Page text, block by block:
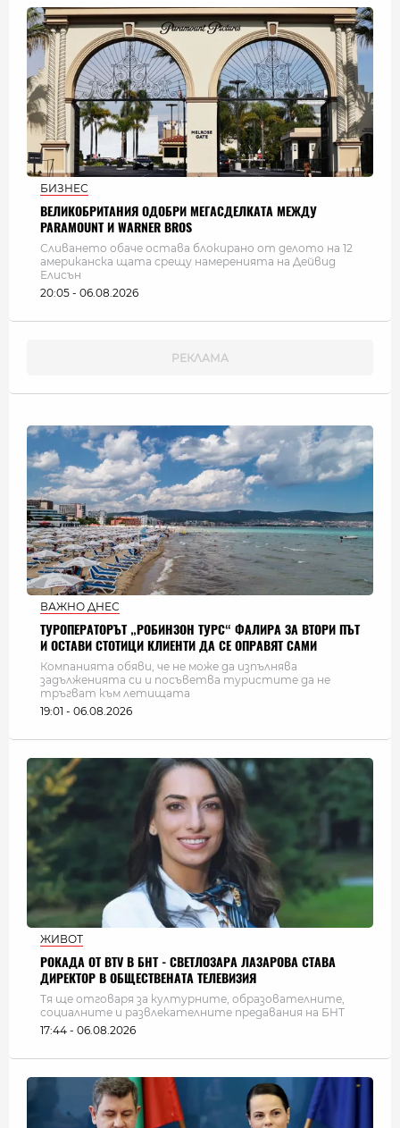
БИЗНЕС
ВЕЛИКОБРИТАНИЯ ОДОБРИ МЕГАСДЕЛКАТА МЕЖДУ
PARAMOUNT И WARNER BROS
Сливането обаче остава блокирано от делото на 12
американска щата срещу намеренията на Дейвид
Елисън
20:05 - 06.08.2026
ВАЖНО ДНЕС
ТУРОПЕРАТОРЪТ „РОБИНЗОН ТУРС“ ФАЛИРА ЗА ВТОРИ ПЪТ
И ОСТАВИ СТОТИЦИ КЛИЕНТИ ДА СЕ ОПРАВЯТ САМИ
Компанията обяви, че не може да изпълнява
задълженията си и посъветва туристите да не
тръгват към летищата
19:01 - 06.08.2026
ЖИВОТ
РОКАДА ОТ BTV В БНТ - СВЕТЛОЗАРА ЛАЗАРОВА СТАВА
ДИРЕКТОР В ОБЩЕСТВЕНАТА ТЕЛЕВИЗИЯ
Тя ще отговаря за културните, образователните,
социалните и развлекателните предавания на БНТ
17:44 - 06.08.2026